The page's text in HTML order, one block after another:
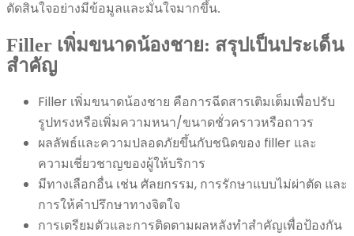
ตัดสินใจอย่างมีข้อมูลและมั่นใจมากขึ้น.
Filler เพิ่มขนาดน้องชาย: สรุปเป็นประเด็น
สำคัญ
Filler เพิ่มขนาดน้องชาย คือการฉีดสารเติมเต็มเพื่อปรับ
รูปทรงหรือเพิ่มความหนา/ขนาดชั่วคราวหรือถาวร
ผลลัพธ์และความปลอดภัยขึ้นกับชนิดของ filler และ
ความเชี่ยวชาญของผู้ให้บริการ
มีทางเลือกอื่น เช่น ศัลยกรรม, การรักษาแบบไม่ผ่าตัด และ
การให้คำปรึกษาทางจิตใจ
การเตรียมตัวและการติดตามผลหลังทำสำคัญเพื่อป้องกัน